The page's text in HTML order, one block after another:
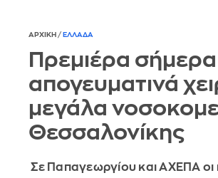
ΑΡΧΙΚΗ / ΕΛΛΑΔΑ
Πρεμιέρα σήμερα
απογευματινά
μεγάλα
Θεσσαλονίκης
Σε Παπαγεωργίου και ΑΧΕΠΑ οι